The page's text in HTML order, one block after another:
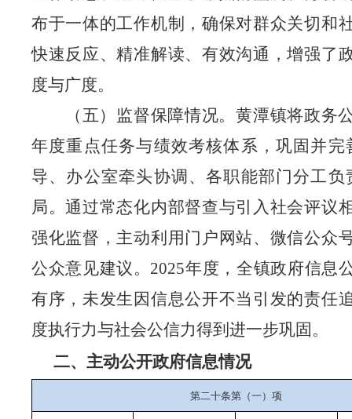
布于一体的工作机制，确保对群众关切和
快速反应、精准解读、有效沟通，增强了
度与广度。
（五）监督保障情况。黄潭镇将政务
年度重点任务与绩效考核体系，巩固并完
导、办公室牵头协调、各职能部门分工负
局。通过常态化内部督查与引入社会评议
强化监督，主动利用门户网站、微信公众
公众意见建议。2025年度，全镇政府信息
有序，未发生因信息公开不当引发的责任
度执行力与社会公信力得到进一步巩固。
二、主动公开政府信息情况
第二十条第（一）项